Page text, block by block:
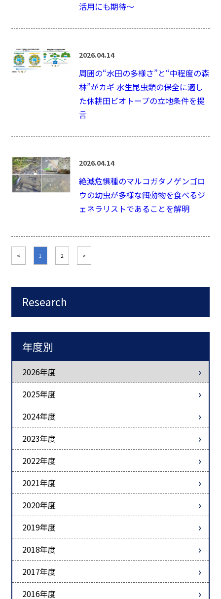
活用にも期待～
2026.04.14
周囲の“水田の多様さ”と“中程度の森
林”がカギ 水生昆虫類の保全に適し
た休耕田ビオトープの立地条件を提
言
2026.04.14
絶滅危惧種のマルコガタノゲンゴロ
ウの幼虫が多様な餌動物を食べるジ
ェネラリストであることを解明
< 1 2 >
Research
年度別
2026年度
2025年度
2024年度
2023年度
2022年度
2021年度
2020年度
2019年度
2018年度
2017年度
2016年度